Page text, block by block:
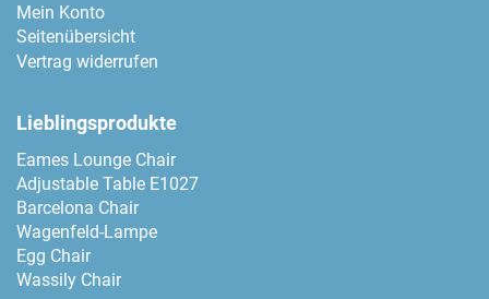
Mein Konto
Seitenübersicht
Vertrag widerrufen
Lieblingsprodukte
Eames Lounge Chair
Adjustable Table E1027
Barcelona Chair
Wagenfeld-Lampe
Egg Chair
Wassily Chair